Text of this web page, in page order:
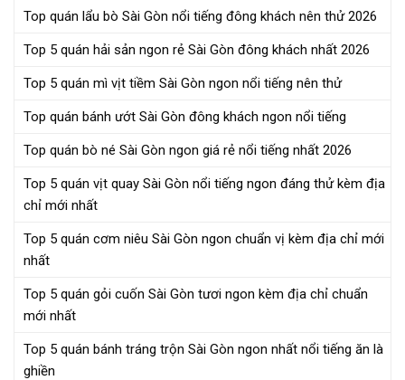
Top quán lẩu bò Sài Gòn nổi tiếng đông khách nên thử 2026
Top 5 quán hải sản ngon rẻ Sài Gòn đông khách nhất 2026
Top 5 quán mì vịt tiềm Sài Gòn ngon nổi tiếng nên thử
Top quán bánh ướt Sài Gòn đông khách ngon nổi tiếng
Top quán bò né Sài Gòn ngon giá rẻ nổi tiếng nhất 2026
Top 5 quán vịt quay Sài Gòn nổi tiếng ngon đáng thử kèm địa
chỉ mới nhất
Top 5 quán cơm niêu Sài Gòn ngon chuẩn vị kèm địa chỉ mới
nhất
Top 5 quán gỏi cuốn Sài Gòn tươi ngon kèm địa chỉ chuẩn
mới nhất
Top 5 quán bánh tráng trộn Sài Gòn ngon nhất nổi tiếng ăn là
ghiền